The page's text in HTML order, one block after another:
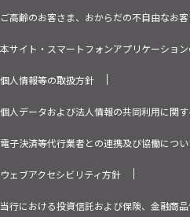
ご高齢のお客さま、おからだの不自由なお
本サイト・スマートフォンアプリケーショ
個人情報等の取扱方針
個人データおよび法人情報の共同利用に関
電子決済等代行業者との連携及び協働につい
ウェブアクセシビリティ方針
当行における投資信託および保険、金融商